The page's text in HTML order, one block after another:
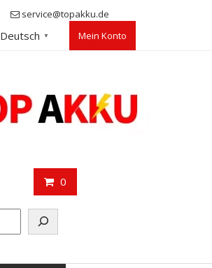
service@topakku.de
Deutsch ▼ Mein Konto
0